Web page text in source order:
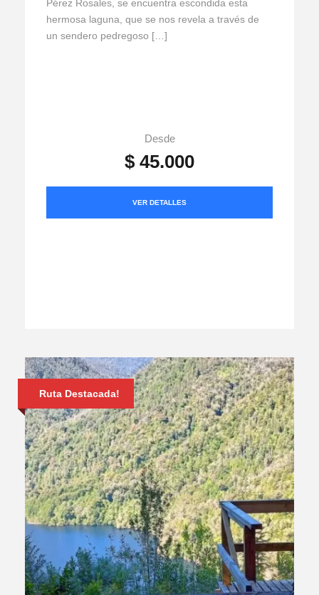
Pérez Rosales, se encuentra escondida esta
hermosa laguna, que se nos revela a través de
un sendero pedregoso […]
Desde
$ 45.000
VER DETALLES
Ruta Destacada!